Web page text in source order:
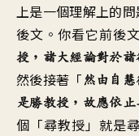
上是一個理解上的
後文 。你看它前後文
授 ， 諸大經論對於
然後接著 「 然由自
是勝教授 ， 故應依
個「尋教授 」就是